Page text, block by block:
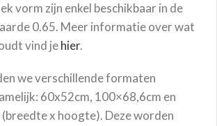
vorm zijn enkel beschikbaar in de
0.65. Meer informatie over wat
vind jehier.
we verschillende formaten
60x52cm, 100×68,6cm en
x hoogte). Deze worden